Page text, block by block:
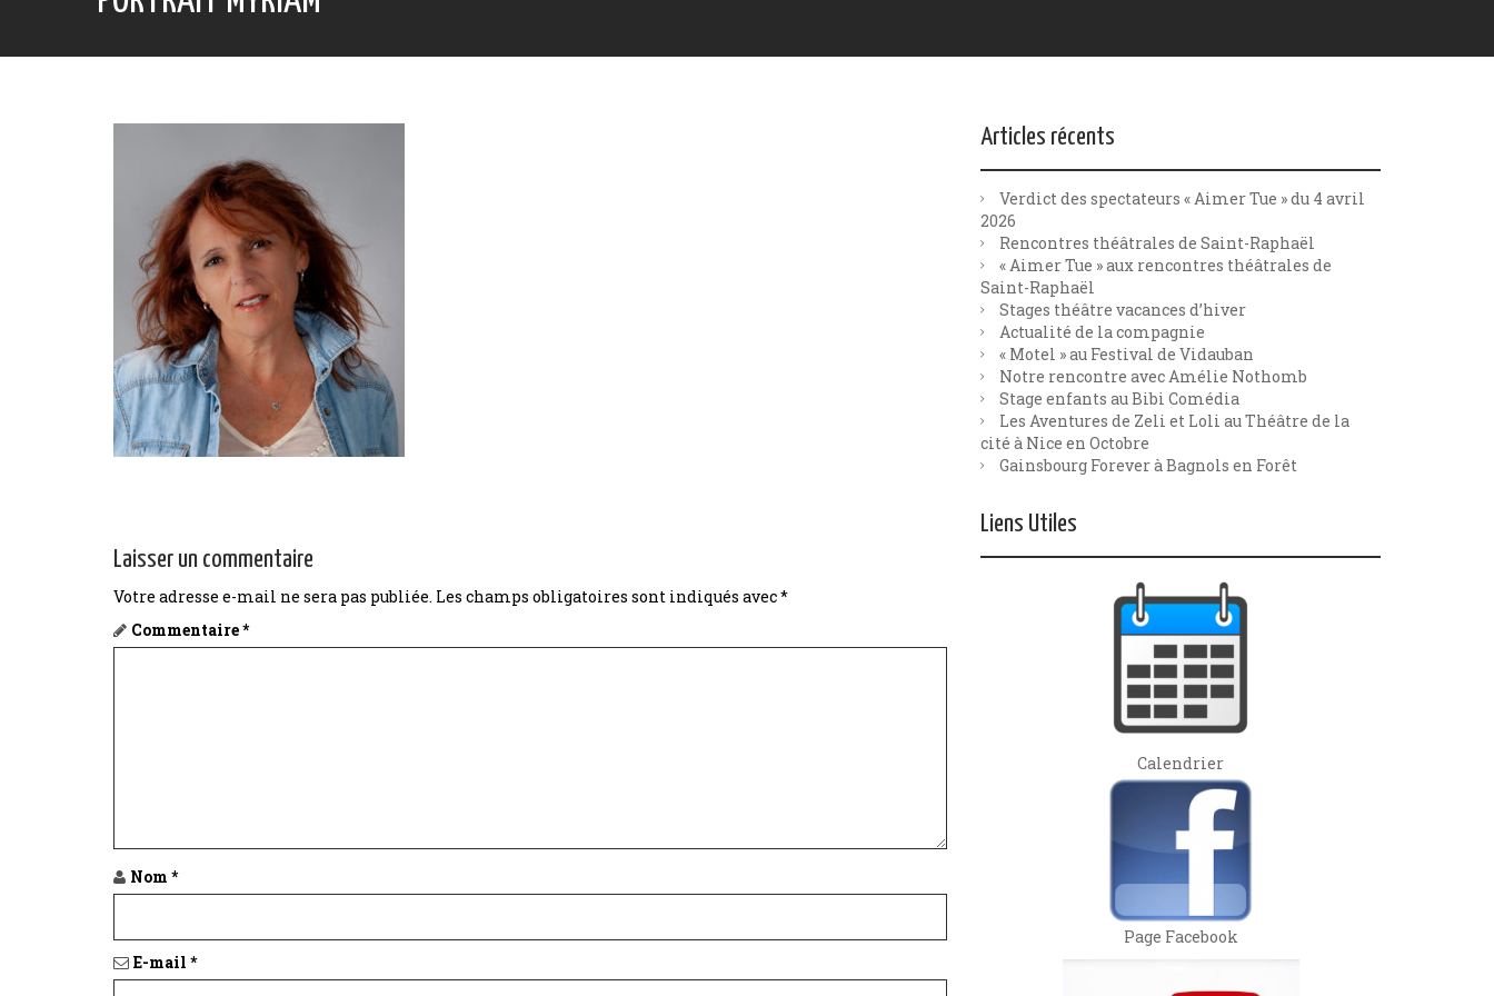
Laisser un commentaire
Votre adresse e-mail ne sera pas publiée. Les champs obligatoires sont indiqués avec*
Commentaire*
Nom *
E-mail *
Articles récents
Verdict des spectateurs « Aimer Tue » du 4 avril
2026
Rencontres théâtrales de Saint-Raphaël
« Aimer Tue » aux rencontres théâtrales de
Saint-Raphaël
Stages théâtre vacances d’hiver
Actualité de la compagnie
« Motel » au Festival de Vidauban
Notre rencontre avec Amélie Nothomb
Stage enfants au Bibi Comédia
Les Aventures de Zeli et Loli au Théâtre de la
cité à Nice en Octobre
Gainsbourg Forever à Bagnols en Forêt
Liens Utiles
Calendrier
Page Facebook